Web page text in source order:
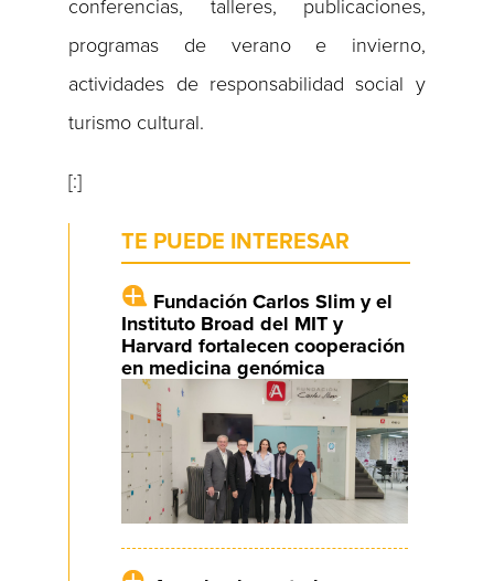
conferencias, talleres, publicaciones,
programas de verano e invierno,
actividades de responsabilidad social y
turismo cultural.
[:]
TE PUEDE INTERESAR
Fundación Carlos Slim y el
Instituto Broad del MIT y
Harvard fortalecen cooperación
en medicina genómica